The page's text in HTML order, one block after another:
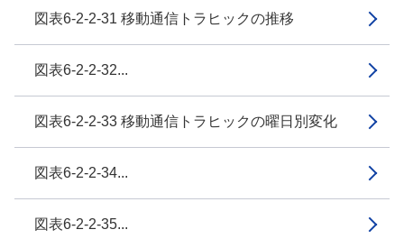
図表6-2-2-31 移動通信トラヒックの推移
図表6-2-2-32...
図表6-2-2-33 移動通信トラヒックの曜日別変化
図表6-2-2-34...
図表6-2-2-35...